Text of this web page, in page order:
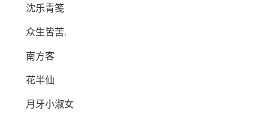
沈乐青笺
众生皆苦.
南方客
花半仙
月牙小淑女